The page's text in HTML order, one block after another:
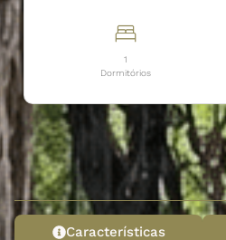
1
Dormitórios
Características